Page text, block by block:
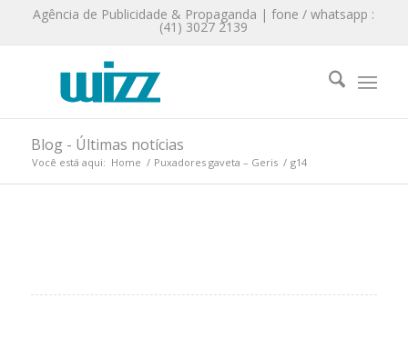
Agência de Publicidade & Propaganda | fone / whatsapp :
(41) 3027 2139
Blog - Últimas notícias
Você está aqui: Home / Puxadores gaveta – Geris / g14